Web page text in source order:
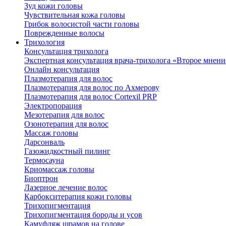
Зуд кожи головы
Чувствительная кожа головы
Грибок волосистой части головы
Поврежденные волосы
Трихология
Консультация трихолога
Экспертная консультация врача-трихолога «Второе
Онлайн консультация
Плазмотерапия для волос
Плазмотерапия для волос по Ахмерову
Плазмотерапия для волос Cortexil PRP
Электропорация
Мезотерапия для волос
Озонотерапия для волос
Массаж головы
Дарсонваль
Газожидкостный пилинг
Термосауна
Криомассаж головы
Биоптрон
Лазерное лечение волос
Карбокситерапия кожи головы
Трихопигментация
Трихопигментация бороды и усов
Камуфляж шрамов на голове